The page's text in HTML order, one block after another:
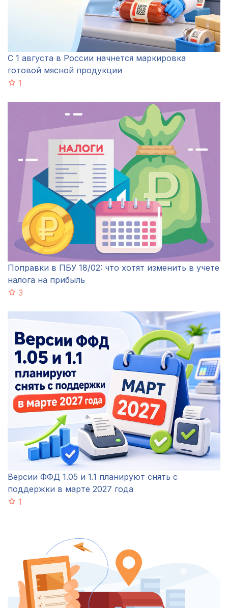
С 1 августа в России начнется маркировка
готовой мясной продукции
1
Поправки в ПБУ 18/02: что хотят изменить в учете
налога на прибыль
3
Версии ФФД 1.05 и 1.1 планируют снять с
поддержки в марте 2027 года
1